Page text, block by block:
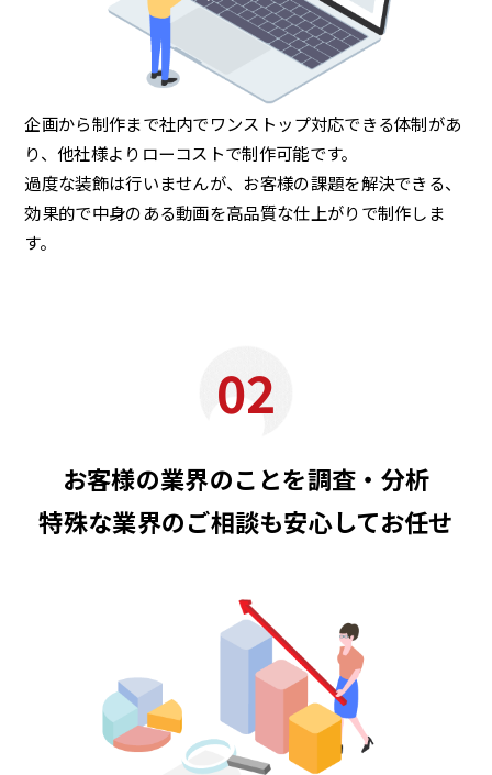
企画から制作まで社内でワンストップ対応できる体制があ
り、他社様よりローコストで制作可能です。
過度な装飾は行いませんが、お客様の課題を解決できる、
効果的で中身のある動画を高品質な仕上がりで制作しま
す。
02
お客様の業界のことを調査・分析
特殊な業界のご相談も安心してお任せ